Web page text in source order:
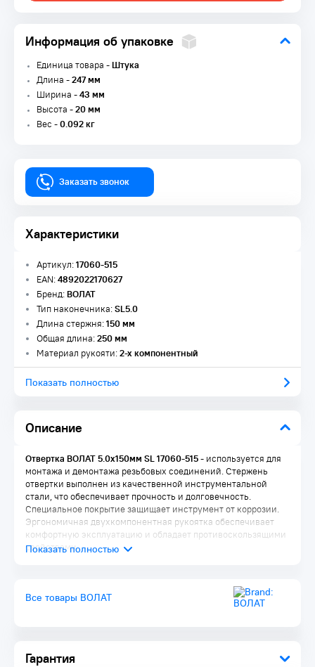
Информация об упаковке
Единица товара -Штука
Длина -247 мм
Ширина -43 мм
Высота -20 мм
Вес -0.092 кг
Заказать звонок
Характеристики
Описание
Гарантия
Артикул:17060-515
EAN:4892022170627
Бренд:ВОЛАТ
Тип наконечника:SL5.0
Длина стержня:150 мм
Общая длина:250 мм
Материал рукояти:2-х компонентный
Показать полностью
Отвертка ВОЛАТ 5.0х150мм SL 17060-515- используется для
монтажа и демонтажа резьбовых соединений. Стержень
отвертки выполнен из качественной инструментальной
стали, что обеспечивает прочность и долговечность.
Специальное покрытие защищает инструмент от коррозии.
Эргономичная двухкомпонентная рукоятка обеспечивает
комфортную эксплуатацию и обладает противоскользящими
свойствами.
Все товары ВОЛАТ